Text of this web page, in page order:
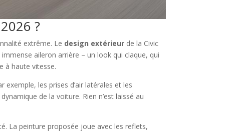
?
extrême. Le design extérieur de la Civic
aileron arrière – un look qui claque, qui
à haute vitesse.
les prises d’air latérales et les
de la voiture. Rien n’est laissé au
La peinture proposée joue avec les reflets,